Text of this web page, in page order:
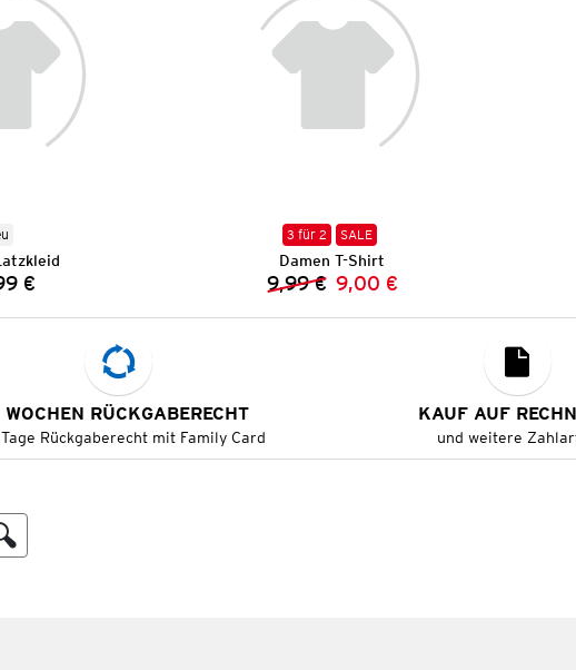
€
3 für 2 SALE
Damen T-Shirt
Vorheriger Preis:
9,99 € Neuer Preis:
9,00 €
RÜCKGABERECHT
Rückgaberecht mit Family Card
KAUF AUF
und weitere